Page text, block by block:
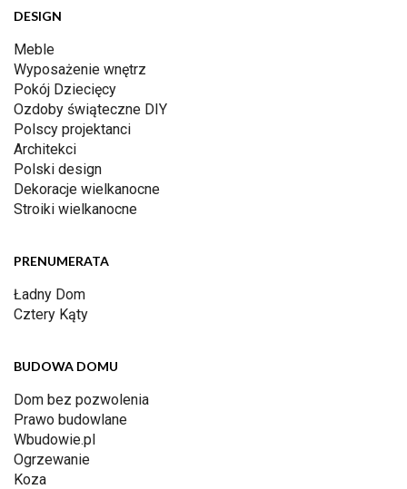
DESIGN
Meble
Wyposażenie wnętrz
Pokój Dziecięcy
Ozdoby świąteczne DIY
Polscy projektanci
Architekci
Polski design
Dekoracje wielkanocne
Stroiki wielkanocne
PRENUMERATA
Ładny Dom
Cztery Kąty
BUDOWA DOMU
Dom bez pozwolenia
Prawo budowlane
Wbudowie.pl
Ogrzewanie
Koza